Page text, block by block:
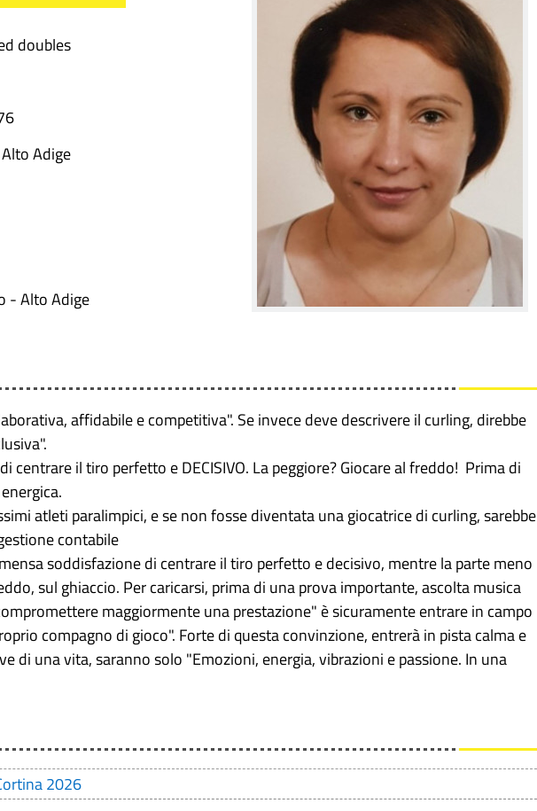
doubles
Adige
- Alto Adige
affidabile e competitiva". Se invece deve descrivere il curling, direbbe
centrare il tiro perfetto e DECISIVO. La peggiore? Giocare al freddo! Prima di
atleti paralimpici, e se non fosse diventata una giocatrice di curling, sarebbe
contabile
soddisfazione di centrare il tiro perfetto e decisivo, mentre la parte meno
sul ghiaccio. Per caricarsi, prima di una prova importante, ascolta musica
maggiormente una prestazione" è sicuramente entrare in campo
compagno di gioco". Forte di questa convinzione, entrerà in pista calma e
di una vita, saranno solo "Emozioni, energia, vibrazioni e passione. In una
2026